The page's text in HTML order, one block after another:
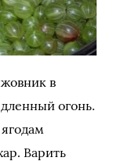
в
огонь.
Варить